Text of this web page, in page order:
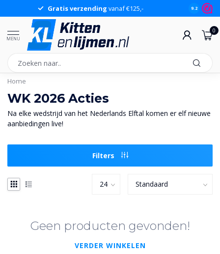
Gratis verzending vanaf €125,- 9.2
MENU
0
Home
WK 2026 Acties
Na elke wedstrijd van het Nederlands Elftal komen er elf nieuwe
aanbiedingen live!
Filters
Geen producten gevonden!
VERDER WINKELEN